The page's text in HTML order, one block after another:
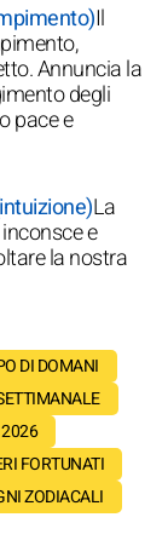
Il
Annuncia la
degli
pace e
La
e
la nostra
DI DOMANI
FORTUNATI
ZODIACALI